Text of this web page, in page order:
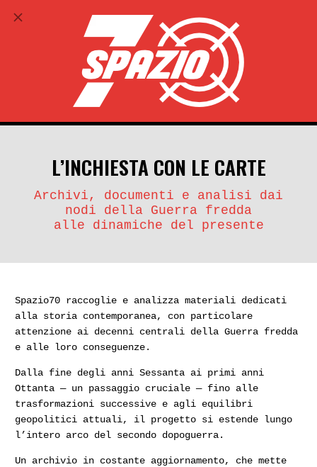
ABBONATI
search account_circle
L’INCHIESTA CON LE CARTE
Archivi, documenti e analisi dai
nodi della Guerra fredda
alle dinamiche del presente
Spazio70 raccoglie e analizza materiali dedicati
alla storia contemporanea, con particolare
attenzione ai decenni centrali della Guerra fredda
e alle loro conseguenze.
Dalla fine degli anni Sessanta ai primi anni
Ottanta — un passaggio cruciale — fino alle
trasformazioni successive e agli equilibri
geopolitici attuali, il progetto si estende lungo
l’intero arco del secondo dopoguerra.
Un archivio in costante aggiornamento, che mette